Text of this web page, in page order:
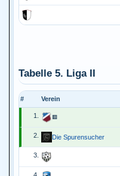
Tabelle 5. Liga II
# Verein
1. 🟥
2. Die Spurensucher
3.